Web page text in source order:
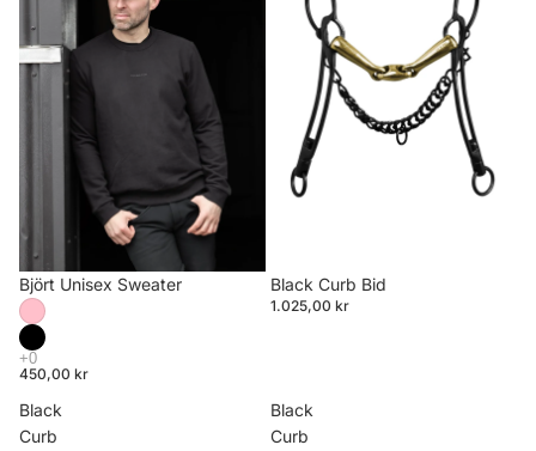
Björt Unisex Sweater
450,00 kr
Black Curb Bid
1.025,00 kr
Black
Curb
Black
Curb